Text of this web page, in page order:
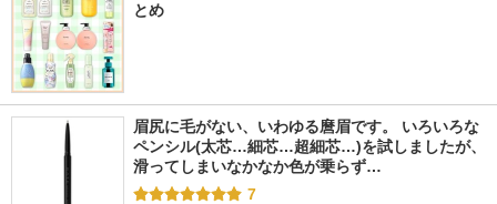
とめ
眉尻に毛がない、いわゆる麿眉です。 いろいろな
ペンシル(太芯…細芯…超細芯…)を試しましたが、
滑ってしまいなかなか色が乗らず…
7